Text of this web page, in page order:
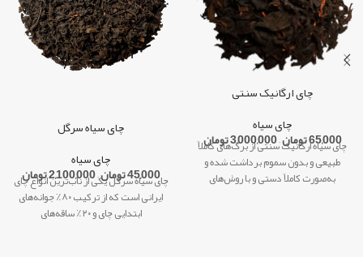
چای ارگانیک سنتی
چای سیاه
65,000تومان–
3,000,000تومان
چای سیاه ارگانیک سنتی از برگ‌های کاملاً
طبیعی و بدون سموم برداشت شده و
به‌صورت کاملاً دستی و با روش‌های
چای سیاه سرگل
چای سیاه
45,000تومان–
2,100,000تومان
چای سیاه سرگل یکی از ناب‌ترین انواع چای
ایرانی است که از ترکیب ۸۰٪ جوانه‌های
ابتدایی چای و ۲۰٪ ساقه‌های